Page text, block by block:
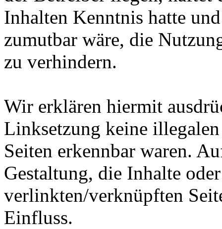
Inhalten Kenntnis hatte
zumutbar wäre, die
zu verhindern.
Wir erklären hiermit
Linksetzung keine
Seiten erkennbar waren.
Gestaltung, die Inhalte
verlinkten/verknüpften
Einfluss.